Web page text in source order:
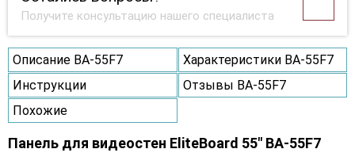
Получите консультацию нашего специалиста
Описание BA-55F7
Характеристики BA-55F7
Инструкции
Отзывы BA-55F7
Похожие
Панель для видеостен EliteBoard 55" BA-55F7